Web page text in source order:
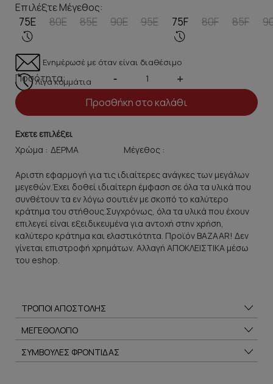
Επιλέξτε Μέγεθος:
75E 80E 85E 90E 95E 75F 80F 85F
Ενημέρωσέ με όταν είναι διαθέσιμο
Λίγα κομμάτια
Ποσότητα: - +
Προσθήκη στο καλάθι
Εχετε επιλέξει
Χρώμα :
Μέγεθος :
Αριστη εφαρμογή για τις ιδιαίτερες ανάγκες των μεγάλων
μεγεθών.Έχει δοθεί ιδιαίτερη έμφαση σε όλα τα υλικά που
συνθέτουν τα εν λόγω σουτιέν με σκοπό το καλύτερο
κράτημα του στήθους.Συγχρόνως, όλα τα υλικά που έχουν
επιλεγεί είναι εξειδικευμένα για αντοχή στην χρήση,
καλύτερο κράτημα και ελαστικότητα. Προϊόν BAZAAR! Δεν
γίνεται επιστροφή χρημάτων. Αλλαγή ΑΠΟΚΛΕΙΣΤΙΚΑ μέσω
του eshop.
ΤΡΟΠΟΙ ΑΠΟΣΤΟΛΗΣ
ΜΕΓΕΘΟΛΟΓΙΟ
ΣΥΜΒΟΥΛΕΣ ΦΡΟΝΤΙΔΑΣ